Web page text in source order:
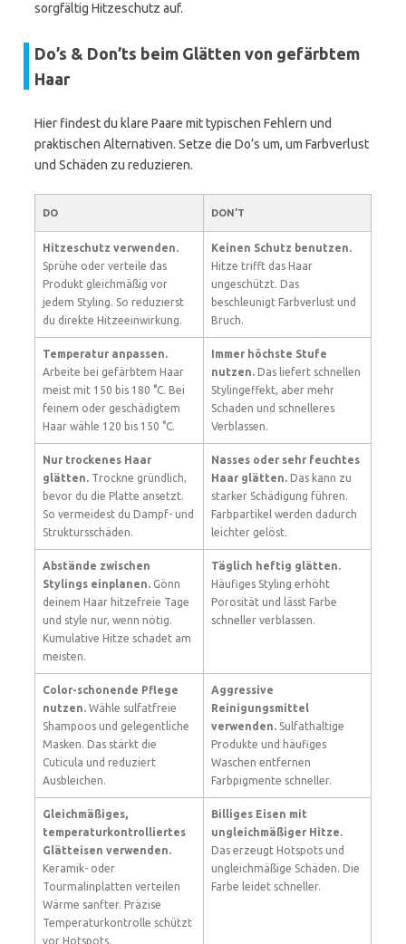
sorgfältig Hitzeschutz auf.
Do’s & Don’ts beim Glätten von gefärbtem
Haar
Hier findest du klare Paare mit typischen Fehlern und
praktischen Alternativen. Setze die Do’s um, um Farbverlust
und Schäden zu reduzieren.
DO DON’T
Hitzeschutz verwenden.
Sprühe oder verteile das
Produkt gleichmäßig vor
jedem Styling. So reduzierst
du direkte Hitzeeinwirkung.
Keinen Schutz benutzen.
Hitze trifft das Haar
ungeschützt. Das
beschleunigt Farbverlust und
Bruch.
Temperatur anpassen.
Arbeite bei gefärbtem Haar
meist mit 150 bis 180 °C. Bei
feinem oder geschädigtem
Haar wähle 120 bis 150 °C.
Immer höchste Stufe
nutzen. Das liefert schnellen
Stylingeffekt, aber mehr
Schaden und schnelleres
Verblassen.
Nur trockenes Haar
glätten. Trockne gründlich,
bevor du die Platte ansetzt.
So vermeidest du Dampf- und
Struktursschäden.
Nasses oder sehr feuchtes
Haar glätten. Das kann zu
starker Schädigung führen.
Farbpartikel werden dadurch
leichter gelöst.
Abstände zwischen
Stylings einplanen. Gönn
deinem Haar hitzefreie Tage
und style nur, wenn nötig.
Kumulative Hitze schadet am
meisten.
Täglich heftig glätten.
Häufiges Styling erhöht
Porosität und lässt Farbe
schneller verblassen.
Color-schonende Pflege
nutzen. Wähle sulfatfreie
Shampoos und gelegentliche
Masken. Das stärkt die
Cuticula und reduziert
Ausbleichen.
Aggressive
Reinigungsmittel
verwenden. Sulfathaltige
Produkte und häufiges
Waschen entfernen
Farbpigmente schneller.
Gleichmäßiges,
temperaturkontrolliertes
Glätteisen verwenden.
Keramik- oder
Tourmalinplatten verteilen
Wärme sanfter. Präzise
Temperaturkontrolle schützt
vor Hotspots.
Billiges Eisen mit
ungleichmäßiger Hitze.
Das erzeugt Hotspots und
ungleichmäßige Schäden. Die
Farbe leidet schneller.